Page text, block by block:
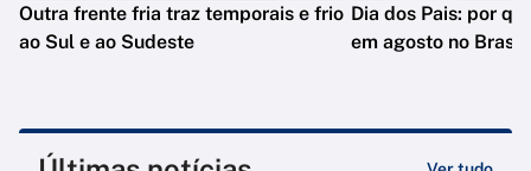
Outra frente fria traz temporais e frio
ao Sul e ao Sudeste
Dia dos Pais: por
em agosto no